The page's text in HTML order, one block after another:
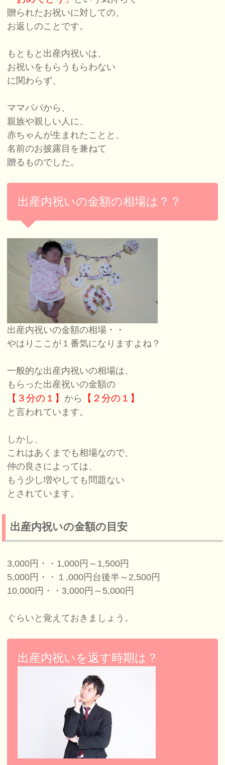
贈られたお祝いに対しての、
お返しのことです。
もともと出産内祝いは、
お祝いをもらうもらわない
に関わらず、
ママパパから、
親族や親しい人に、
赤ちゃんが生まれたことと、
名前のお披露目を兼ねて
贈るものでした。
出産内祝いの金額の相場は？？
出産内祝いの金額の相場・・
やはりここが１番気になりますよね？
一般的な出産内祝いの相場は、
もらった出産祝いの金額の
【３分の１】 から 【２分の１】
と言われています。
しかし、
これはあくまでも相場なので、
仲の良さによっては、
もう少し増やしても問題ない
とされています。
出産内祝いの金額の目安
3,000円・・1,000円～1,500円
5,000円・・１,000円台後半～2,500円
10,000円・・3,000円～5,000円
ぐらいと覚えておきましょう。
出産内祝いを返す時期は？